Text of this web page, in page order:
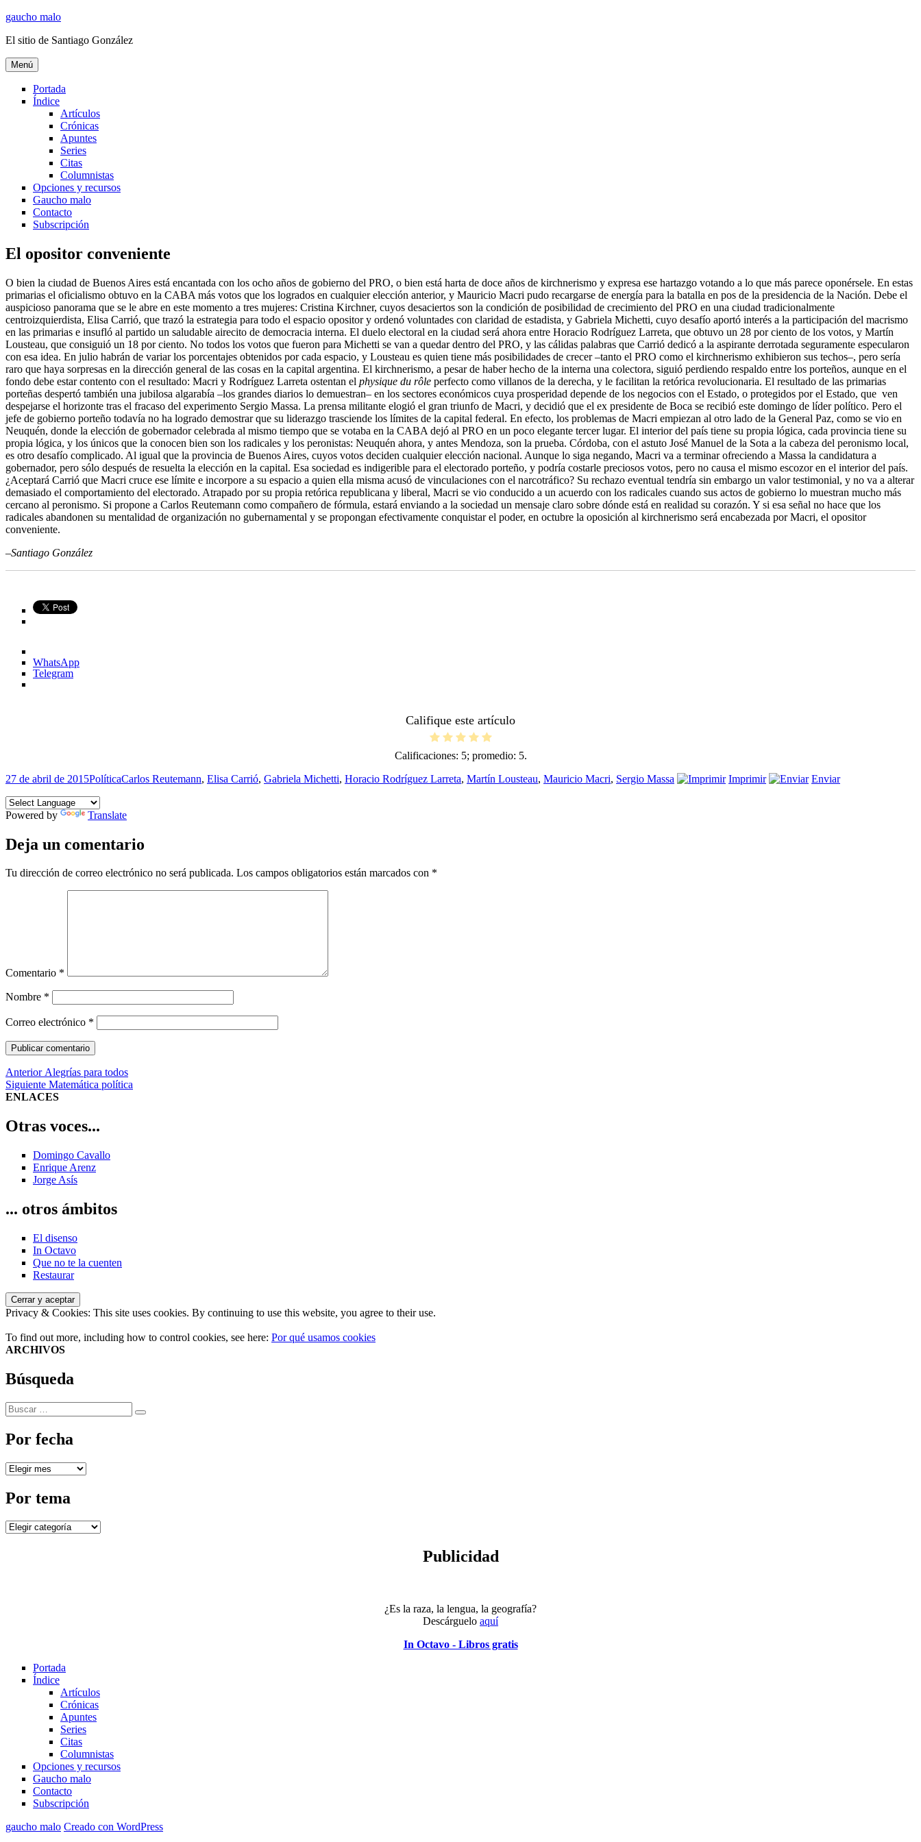
Ir
contenido
gaucho malo
El sitio de Santiago González
Menú
Portada
Índice
Artículos
Crónicas
Apuntes
Series
Citas
Columnistas
Opciones y recursos
Gaucho malo
Contacto
Subscripción
El opositor conveniente
O bien la ciudad de Buenos Aires está encantada con los ocho años de gobierno del PRO, o bien está harta de doce años de kirchnerismo y expresa ese hartazgo votando a lo que más parece oponérsele. En estas
primarias el oficialismo obtuvo en la CABA más votos que los logrados en cualquier elección anterior, y Mauricio Macri pudo recargarse de energía para la batalla en pos de la presidencia de la Nación. Debe el
auspicioso panorama que se le abre en este momento a tres mujeres: Cristina Kirchner, cuyos desaciertos son la condición de posibilidad de crecimiento del PRO en una ciudad tradicionalmente
centroizquierdista, Elisa Carrió, que trazó la estrategia para todo el espacio opositor y ordenó voluntades con claridad de estadista, y Gabriela Michetti, cuyo desafío aportó interés a la participación del macrismo
en las primarias e insufló al partido un saludable airecito de democracia interna. El duelo electoral en la ciudad será ahora entre Horacio Rodríguez Larreta, que obtuvo un 28 por ciento de los votos, y Martín
Lousteau, que consiguió un 18 por ciento. No todos los votos que fueron para Michetti se van a quedar dentro del PRO, y las cálidas palabras que Carrió dedicó a la aspirante derrotada seguramente especularon
con esa idea. En julio habrán de variar los porcentajes obtenidos por cada espacio, y Lousteau es quien tiene más posibilidades de crecer –tanto el PRO como el kirchnerismo exhibieron sus techos–, pero sería
raro que haya sorpresas en la dirección general de las cosas en la capital argentina. El kirchnerismo, a pesar de haber hecho de la interna una colectora, siguió perdiendo respaldo entre los porteños, aunque en el
fondo debe estar contento con el resultado: Macri y Rodríguez Larreta ostentan el physique du rôle perfecto como villanos de la derecha, y le facilitan la retórica revolucionaria. El resultado de las primarias
porteñas despertó también una jubilosa algarabía –los grandes diarios lo demuestran– en los sectores económicos cuya prosperidad depende de los negocios con el Estado, o protegidos por el Estado, que ven
despejarse el horizonte tras el fracaso del experimento Sergio Massa. La prensa militante elogió el gran triunfo de Macri, y decidió que el ex presidente de Boca se recibió este domingo de líder político. Pero el
jefe de gobierno porteño todavía no ha logrado demostrar que su liderazgo trasciende los límites de la capital federal. En efecto, los problemas de Macri empiezan al otro lado de la General Paz, como se vio en
Neuquén, donde la elección de gobernador celebrada al mismo tiempo que se votaba en la CABA dejó al PRO en un poco elegante tercer lugar. El interior del país tiene su propia lógica, cada provincia tiene su
propia lógica, y los únicos que la conocen bien son los radicales y los peronistas: Neuquén ahora, y antes Mendoza, son la prueba. Córdoba, con el astuto José Manuel de la Sota a la cabeza del peronismo local,
es otro desafío complicado. Al igual que la provincia de Buenos Aires, cuyos votos deciden cualquier elección nacional. Aunque lo siga negando, Macri va a terminar ofreciendo a Massa la candidatura a
gobernador, pero sólo después de resuelta la elección en la capital. Esa sociedad es indigerible para el electorado porteño, y podría costarle preciosos votos, pero no causa el mismo escozor en el interior del país.
¿Aceptará Carrió que Macri cruce ese límite e incorpore a su espacio a quien ella misma acusó de vinculaciones con el narcotráfico? Su rechazo eventual tendría sin embargo un valor testimonial, y no va a alterar
demasiado el comportamiento del electorado. Atrapado por su propia retórica republicana y liberal, Macri se vio conducido a un acuerdo con los radicales cuando sus actos de gobierno lo muestran mucho más
cercano al peronismo. Si propone a Carlos Reutemann como compañero de fórmula, estará enviando a la sociedad un mensaje claro sobre dónde está en realidad su corazón. Y si esa señal no hace que los
radicales abandonen su mentalidad de organización no gubernamental y se propongan efectivamente conquistar el poder, en octubre la oposición al kirchnerismo será encabezada por Macri, el opositor
conveniente.
–Santiago González
WhatsApp
Telegram
Califique este artículo
Calificaciones: 5; promedio: 5.
Publicado
27 de abril de 2015Categorías
PolíticaEtiquetas
Carlos Reutemann, Elisa Carrió, Gabriela Michetti, Horacio Rodríguez Larreta, Martín Lousteau, Mauricio Macri, Sergio Massa Imprimir Enviar
Powered by Translate
Deja un comentario
Tu dirección de correo electrónico no será publicada. Los campos obligatorios están marcados con *
Comentario *
Nombre *
Correo electrónico *
Navegación
de
Anterior Entrada
anterior:
Alegrías para todos
Siguiente Entrada
siguiente:
Matemática política
ENLACES
Otras voces...
Domingo Cavallo
Enrique Arenz
Jorge Asís
... otros ámbitos
El disenso
In Octavo
Que no te la cuenten
Restaurar
Privacy & Cookies: This site uses cookies. By continuing to use this website, you agree to their use.
To find out more, including how to control cookies, see here: Por qué usamos cookies
ARCHIVOS
Búsqueda
Buscar
por:
Buscar
Por fecha
Por
Por tema
Por
Publicidad
¿Es la raza, la lengua, la geografía?
Descárguelo aquí
In Octavo - Libros gratis
Portada
Índice
Artículos
Crónicas
Apuntes
Series
Citas
Columnistas
Opciones y recursos
Gaucho malo
Contacto
Subscripción
gaucho malo Creado con WordPress